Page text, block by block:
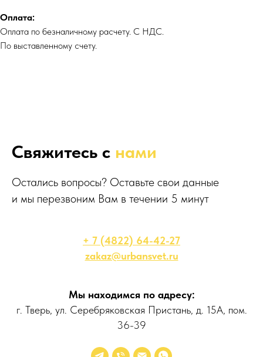
Оплата:
Оплата по безналичному расчету. С НДС.
По выставленному счету.
Свяжитесь с нами
Остались вопросы? Оставьте свои данные
и мы перезвоним Вам в течении 5 минут
+ 7 (4822) 64-42-27
zakaz@urbansvet.ru
Мы находимся по адресу:
г. Тверь, ул. Серебряковская Пристань, д. 15А, пом.
36-39